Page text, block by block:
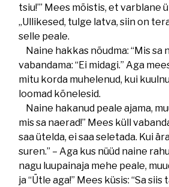
tsiu!”’ Mees mõistis, et varblane
„Ullikesed, tulge latva, siin on
selle peale.
Naine hakkas nõudma: “Mis sa
vabandama: “Ei midagi.” Aga
mitu korda muhelenud, kui
loomad kõnelesid.
Naine hakanud peale ajama,
mis sa naerad!” Mees küll
saa ütelda, ei saa seletada. Kui
suren.” – Aga kus nüüd naine
nagu luupainaja mehe peale,
ja “Ütle aga!” Mees küsis: “Sa siis